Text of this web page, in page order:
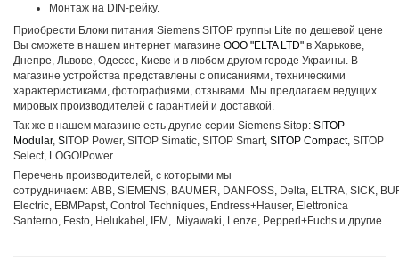
Монтаж на DIN-рейку.
Приобрести Блоки питания Siemens SITOP группы Lite по дешевой цене
Вы сможете в нашем интернет магазине ООО "ELTA LTD" в Харькове,
Днепре, Львове, Одессе, Киеве и в любом другом городе Украины. В
магазине устройства представлены с описаниями, техническими
характеристиками, фотографиями, отзывами. Мы предлагаем ведущих
мировых производителей с гарантией и доставкой.
Так же в нашем магазине есть другие серии Siemens Sitop: SITOP
Modular, S ITOP Power, SITOP Simatic, SITOР Smart, SITOP Compact, SITOP
Select, LOGO!Power.
Перечень производителей, с которыми мы
сотрудничаем: ABB, SIEMENS, BAUMER, DANFOSS, Delta, ELTRA, SICK,
Electric, EBMPapst, Control Techniques, Endress+Hauser, Elettronica
Santerno, Festo, Helukabel, IFM, Miyawaki, Lenze, Pepperl+Fuchs и другие.